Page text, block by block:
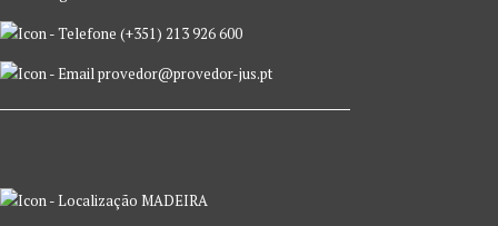
(+351) 213 926 600
provedor@provedor-jus.pt
MADEIRA